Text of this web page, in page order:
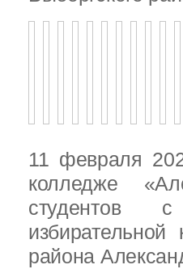
11 февраля
колледже
студентов с
избирательной
района